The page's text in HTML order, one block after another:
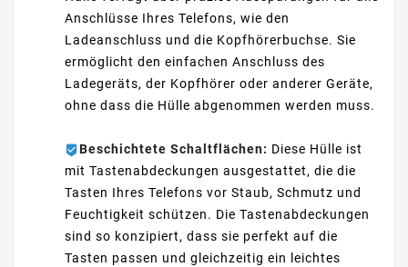
Anschlüsse Ihres Telefons, wie den
Ladeanschluss und die Kopfhörerbuchse. Sie
ermöglicht den einfachen Anschluss des
Ladegeräts, der Kopfhörer oder anderer Geräte,
ohne dass die Hülle abgenommen werden muss.
Beschichtete Schaltflächen: Diese Hülle ist
mit Tastenabdeckungen ausgestattet, die die
Tasten Ihres Telefons vor Staub, Schmutz und
Feuchtigkeit schützen. Die Tastenabdeckungen
sind so konzipiert, dass sie perfekt auf die
Tasten passen und gleichzeitig ein leichtes